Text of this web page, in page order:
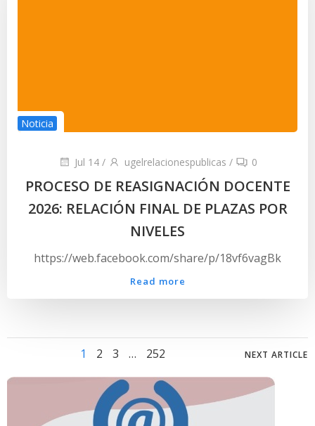
Noticia
Jul 14 / ugelrelacionespublicas / 0
PROCESO DE REASIGNACIÓN DOCENTE
2026: RELACIÓN FINAL DE PLAZAS POR
NIVELES
https://web.facebook.com/share/p/18vf6vagBk
Read more
Posts
navigation
Page
1 Page
2 Page
3 … Page
252
Posts
NEXT ARTICLE